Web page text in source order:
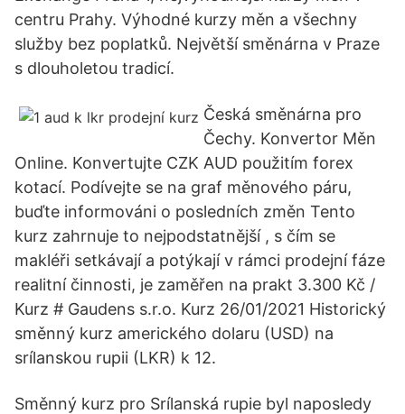
centru Prahy. Výhodné kurzy měn a všechny
služby bez poplatků. Největší směnárna v Praze
s dlouholetou tradicí.
Česká směnárna pro
Čechy. Konvertor Měn
Online. Konvertujte CZK AUD použitím forex
kotací. Podívejte se na graf měnového páru,
buďte informováni o posledních změn Tento
kurz zahrnuje to nejpodstatnější , s čím se
makléři setkávají a potýkají v rámci prodejní fáze
realitní činnosti, je zaměřen na prakt 3.300 Kč /
Kurz # Gaudens s.r.o. Kurz 26/01/2021 Historický
směnný kurz amerického dolaru (USD) na
srílanskou rupii (LKR) k 12.
Směnný kurz pro Srílanská rupie byl naposledy